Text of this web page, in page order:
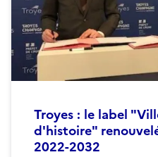
Troyes : le label
d'histoire"
2022-2032